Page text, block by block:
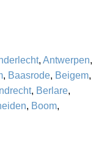
, Antwerpen,
, Baasrode, Beigem,
, Berlare,
, Boom,